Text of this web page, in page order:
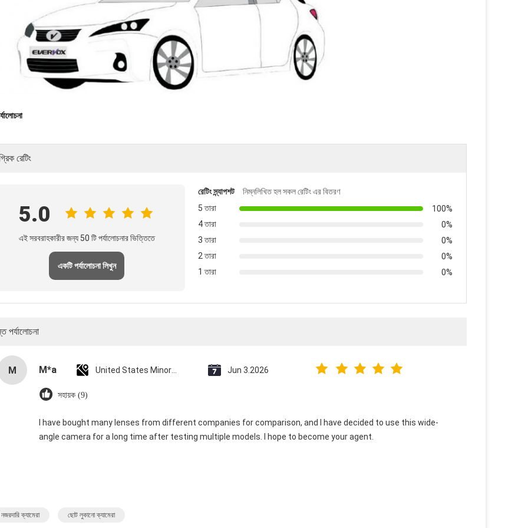
রেটিং
5.0
এই সরবরাহকারীর জন্য 50 টি পর্যালোচনার ভিত্তিতে
একটি পর্যালোচনা লিখুন
রেটিং স্ন্যাপশট
নিম্নলিখিত হল সকল রেটিং এর বিতরণ
5 তারা
100%
4 তারা
0%
3 তারা
0%
2 তারা
0%
1 তারা
0%
পর্যালোচনা
M M*a Jun 3.2026
সহায়ক (9)
I have bought many lenses from different companies for comparison, and I have decided to use this wide-
angle camera for a long time after testing multiple models. I hope to become your agent.
ক্যামেরা ছোট লুকানো ক্যামেরা